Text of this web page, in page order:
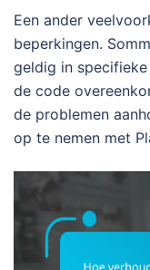
Een ander
beperkingen.
geldig in
de code
de problemen
op te nemen met